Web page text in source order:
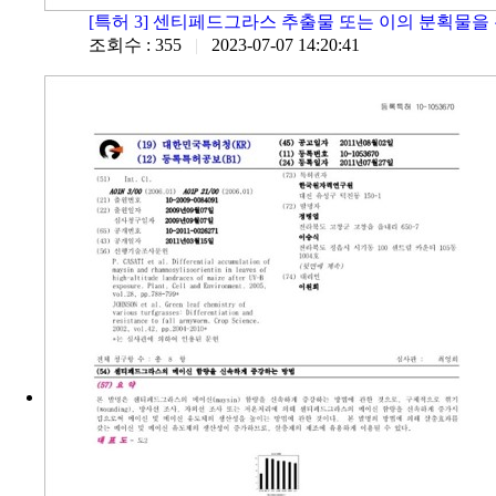
[특허 3] 센티페드그라스 추출물 또는 이의 분획물
조회수 : 355
| 2023-07-07 14:20:41